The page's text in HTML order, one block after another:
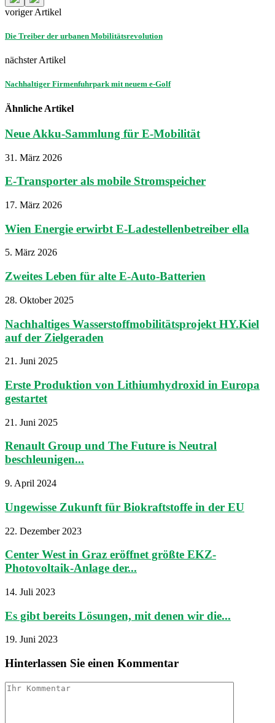
voriger Artikel
Die Treiber der urbanen Mobilitätsrevolution
nächster Artikel
Nachhaltiger Firmenfuhrpark mit neuem e-Golf
Ähnliche Artikel
Neue Akku-Sammlung für E-Mobilität
31. März 2026
E-Transporter als mobile Stromspeicher
17. März 2026
Wien Energie erwirbt E-Ladestellenbetreiber ella
5. März 2026
Zweites Leben für alte E-Auto-Batterien
28. Oktober 2025
Nachhaltiges Wasserstoffmobilitätsprojekt HY.Kiel
auf der Zielgeraden
21. Juni 2025
Erste Produktion von Lithiumhydroxid in Europa
gestartet
21. Juni 2025
Renault Group und The Future is Neutral
beschleunigen...
9. April 2024
Ungewisse Zukunft für Biokraftstoffe in der EU
22. Dezember 2023
Center West in Graz eröffnet größte EKZ-
Photovoltaik-Anlage der...
14. Juli 2023
Es gibt bereits Lösungen, mit denen wir die...
19. Juni 2023
Hinterlassen Sie einen Kommentar